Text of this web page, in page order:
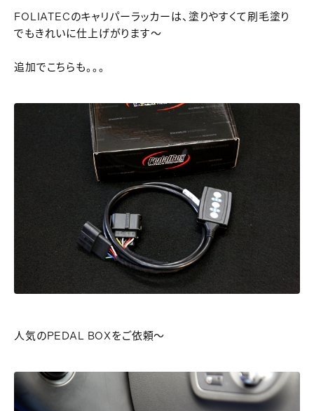
FOLIATECのキャリパーラッカーは、塗りやすくて刷毛塗り
でもきれいに仕上げがります～
追加でこちらも。。。
人気のPEDAL BOXをご依頼～